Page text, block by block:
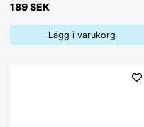
189 SEK
Lägg i varukorg